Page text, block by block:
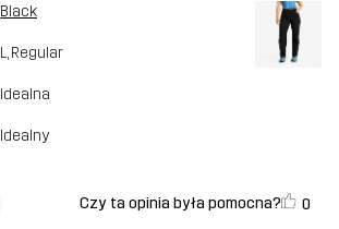
Black
L, Regular
Idealna
Idealny
Czy ta opinia była pomocna? 0